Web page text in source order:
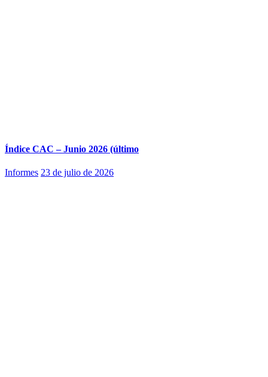
Índice CAC – Junio 2026 (último
Informes 23 de julio de 2026